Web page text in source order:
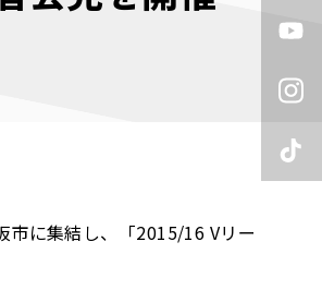
に集結し、「2015/16 Vリー